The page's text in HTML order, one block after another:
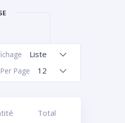
Liste
Per Page 12
Total